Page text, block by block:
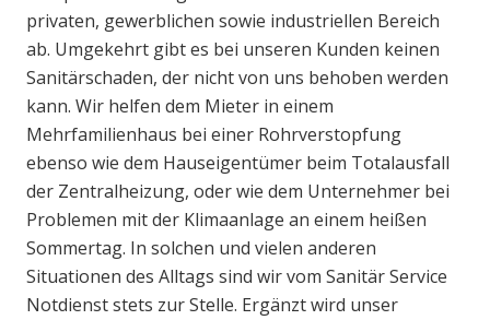
privaten, gewerblichen sowie industriellen Bereich
ab. Umgekehrt gibt es bei unseren Kunden keinen
Sanitärschaden, der nicht von uns behoben werden
kann. Wir helfen dem Mieter in einem
Mehrfamilienhaus bei einer Rohrverstopfung
ebenso wie dem Hauseigentümer beim Totalausfall
der Zentralheizung, oder wie dem Unternehmer bei
Problemen mit der Klimaanlage an einem heißen
Sommertag. In solchen und vielen anderen
Situationen des Alltags sind wir vom Sanitär Service
Notdienst stets zur Stelle. Ergänzt wird unser